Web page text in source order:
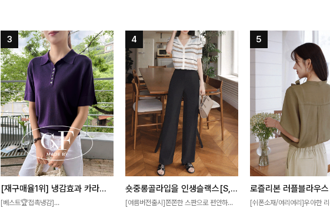
[재구매율1위] 냉감효과 카라니트
[베스트🏆접촉냉감]
숏중롱골라입을 인생슬랙스[S,M,L,XL사이즈]
[여름버전출시]쫀쫀한 스판으로 편안하게
로즐리본 러플블라우스
[쉬폰소재/여리여리]우아한